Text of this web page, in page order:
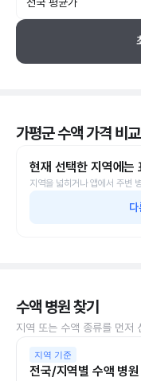
가평군 수액 가격 비교
현재 선택한 지역에는
지역을 넓히거나 앱에서 주변
다
수액 병원 찾기
지역 또는 수액 종류를 먼저
지역 기준
전국/지역별 수액 병원